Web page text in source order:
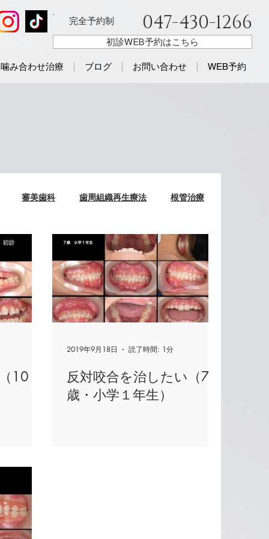
完全予約制 047-430-1266
初診WEB予約はこちら
噛み合わせ治療 ブログ お問い合わせ WEB予約
審美歯科 歯周組織再生療法 根管治療
10
反対咬合を治したい（7
歳・小学１年生）
2019年9月18日 読了時間: 1分